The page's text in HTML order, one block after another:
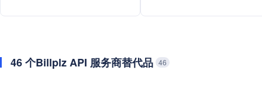
46 个Billplz API 服务商替代品 46